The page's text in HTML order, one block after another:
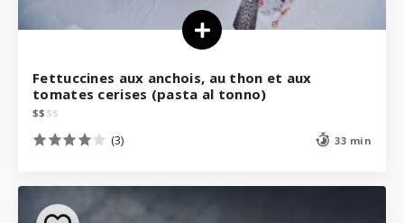
Fettuccines aux anchois, au thon et aux
tomates cerises (pasta al tonno)
$$ $$
(3) 33 min